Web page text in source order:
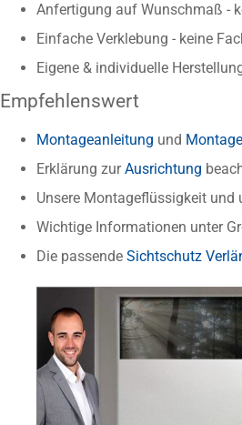
Anfertigung auf Wunschmaß -
Einfache Verklebung - keine
Eigene & individuelle
Empfehlenswert
Montageanleitung und
Erklärung zurAusrichtung
Unsere Montageflüssigkeit und
Wichtige Informationen unter
Die passendeSichtschutz